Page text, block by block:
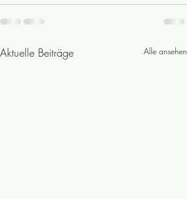
Aktuelle Beiträge Alle ansehen